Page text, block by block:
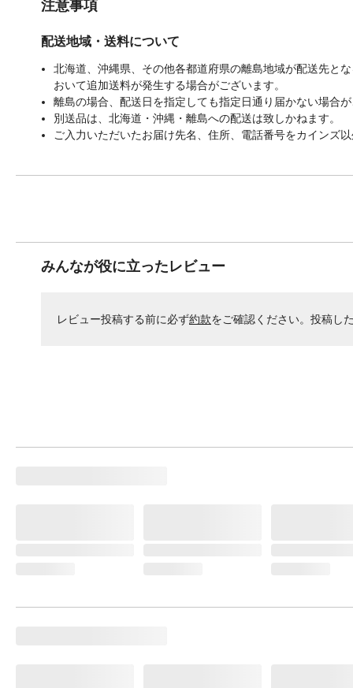
注意事項
配送地域・送料について
北海道、沖縄県、その他各都道府県の離島地域が配送先と
おいて追加送料が発生する場合がございます。
離島の場合、配送日を指定しても指定日通り届かない場合
別送品は、北海道・沖縄・離島への配送は致しかねます。
ご入力いただいたお届け先名、住所、電話番号をカインズ
みんなが役に立ったレビュー
レビュー投稿する前に必ず約款をご確認ください。投稿し